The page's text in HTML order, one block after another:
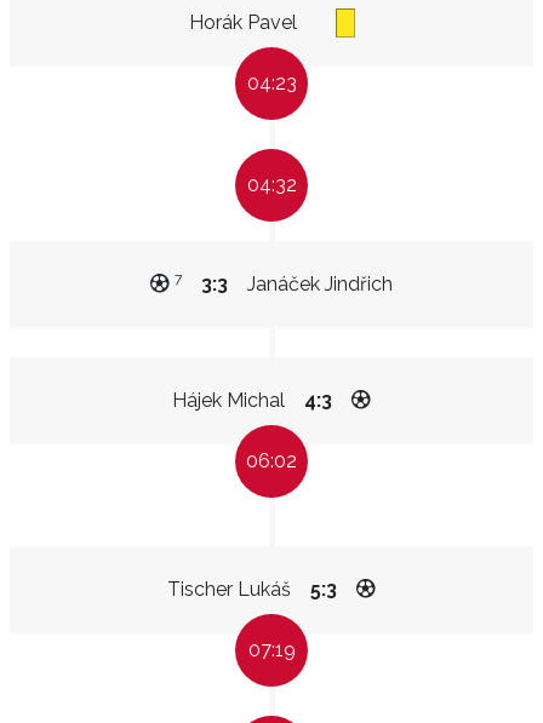
Horák Pavel
04:23
04:32
Janáček Jindřich
3:3
7
Hájek Michal 4:3
06:02
Tischer Lukáš 5:3
07:19